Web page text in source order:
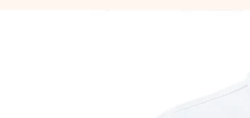
4,8 (basierend auf +15.000
Unsere Geschenke begeistern. Kunden